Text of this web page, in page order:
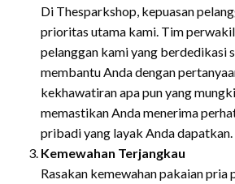
Di Thesparkshop, kepuasan
prioritas utama kami. Tim
pelanggan kami yang berdedikasi
membantu Anda dengan
kekhawatiran apa pun yang
memastikan Anda menerima
pribadi yang layak Anda dapatkan.
Kemewahan Terjangkau
Rasakan kemewahan pakaian pria